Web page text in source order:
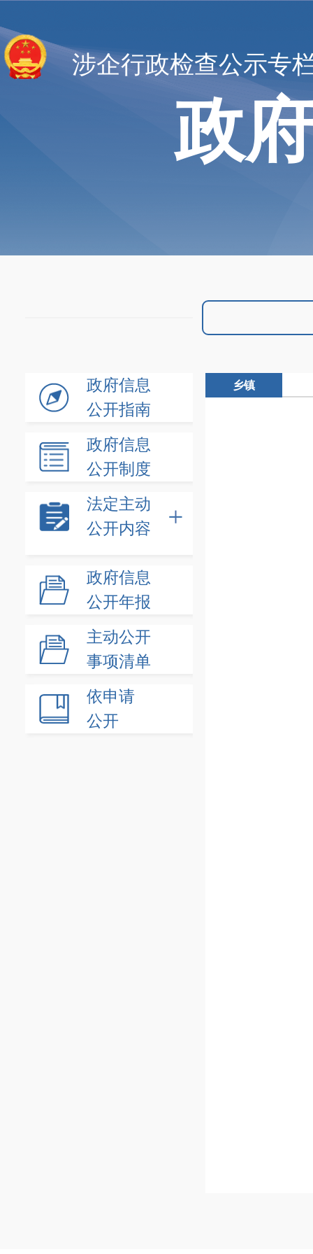
涉企行政检查公示专
政
政府信息
公开指南
政府信息
公开制度
法定主动
公开内容
政府信息
公开年报
主动公开
事项清单
依申请
公开
乡镇